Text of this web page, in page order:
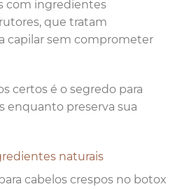
com ingredientes
que tratam
capilar sem comprometer
certos é o segredo para
enquanto preserva sua
naturais
cabelos crespos no botox